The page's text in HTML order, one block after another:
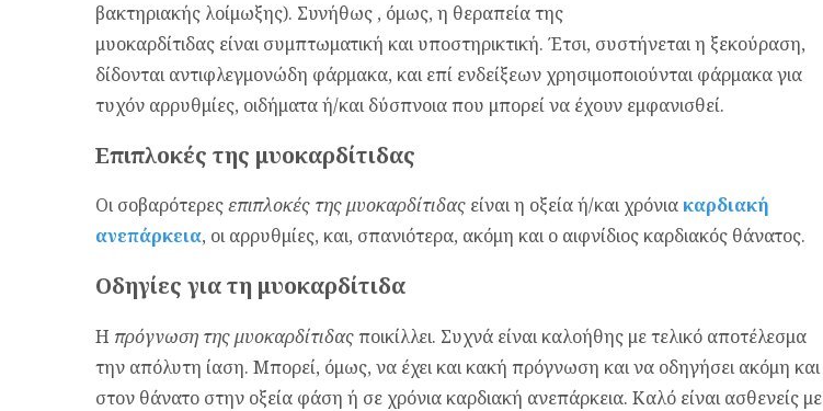
βακτηριακής λοίμωξης). Συνήθως , όμως, η θεραπεία της
μυοκαρδίτιδας είναι συμπτωματική και υποστηρικτική. Έτσι, συστήνεται η ξεκούραση,
δίδονται αντιφλεγμονώδη φάρμακα, και επί ενδείξεων χρησιμοποιούνται φάρμακα για
τυχόν αρρυθμίες, οιδήματα ή/και δύσπνοια που μπορεί να έχουν εμφανισθεί.
Επιπλοκές της μυοκαρδίτιδας
Οι σοβαρότερεςεπιπλοκές της μυοκαρδίτιδας είναι η οξεία ή/και χρόνια καρδιακή
ανεπάρκεια, οι αρρυθμίες, και, σπανιότερα, ακόμη και ο αιφνίδιος καρδιακός θάνατος.
Οδηγίες για τη μυοκαρδίτιδα
Η πρόγνωση της μυοκαρδίτιδαςποικίλλει. Συχνά είναι καλοήθης με τελικό αποτέλεσμα
την απόλυτη ίαση. Μπορεί, όμως, να έχει και κακή πρόγνωση και να οδηγήσει ακόμη και
στον θάνατο στην οξεία φάση ή σε χρόνια καρδιακή ανεπάρκεια. Καλό είναι ασθενείς με